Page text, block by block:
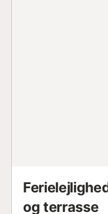
og terrasse